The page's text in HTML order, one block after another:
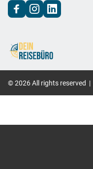
AGB
©2026All rights reserved |